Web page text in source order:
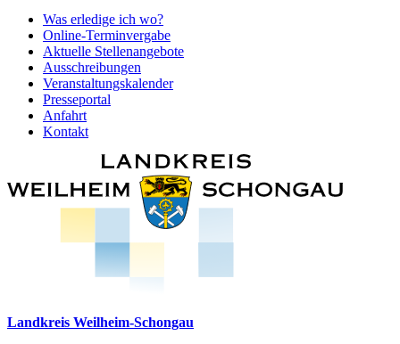
Was erledige ich wo?
Online-Terminvergabe
Aktuelle Stellenangebote
Ausschreibungen
Veranstaltungskalender
Presseportal
Anfahrt
Kontakt
Landkreis Weilheim-Schongau